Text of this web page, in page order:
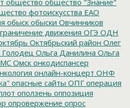
фотоискусства ЕАО
обыск обыски Овчинников
движения ОГЭ ОДН
Октябрьский район Олег
Ольга Данилина Ольга
Омск онкодиспансер
онлайн-концерт ОНФ
опасные сайты ОПГ операция
оползень оппозиция
опровержение опрос